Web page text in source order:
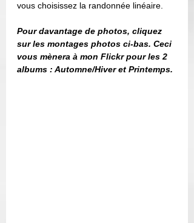
vous choisissez la randonnée linéaire.
Pour davantage de photos, cliquez
sur les montages photos ci-bas. Ceci
vous mènera à mon Flickr pour les 2
albums : Automne/Hiver et Printemps.